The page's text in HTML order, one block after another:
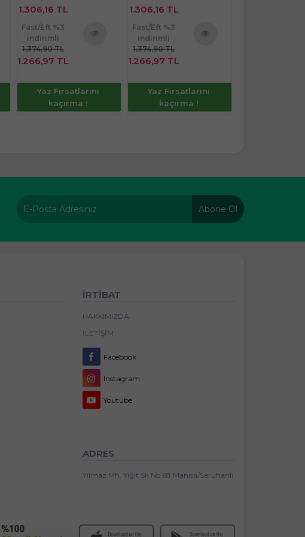
1.306,16 TL
Fast/Eft %3
indirimli
1.374,90 TL
1.266,97 TL
Yaz Fırsatlarını
kaçırma !
1.306,16 TL
Fast/Eft %3
indirimli
1.374,90 TL
1.266,97 TL
Yaz Fırsatlarını
kaçırma !
Abone Ol
İRTİBAT
HAKKIMIZDA
İLETIŞIM
Facebook
Instagram
Youtube
ADRES
Yılmaz Mh. Yiğit Sk No:68 Manisa/Saruhanlı